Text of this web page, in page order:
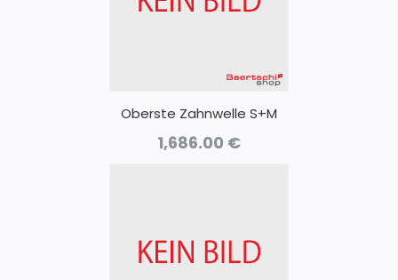
Oberste Zahnwelle S+M
1,686.00 €